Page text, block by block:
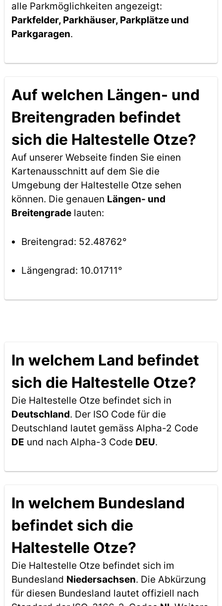
alle Parkmöglichkeiten angezeigt:
Parkfelder, Parkhäuser, Parkplätze und
Parkgaragen.
Auf welchen Längen- und
Breitengraden befindet
sich die Haltestelle Otze?
Auf unserer Webseite finden Sie einen
Kartenausschnitt auf dem Sie die
Umgebung der Haltestelle Otze sehen
können. Die genauen Längen- und
Breitengradelauten:
Breitengrad: 52.48762°
Längengrad: 10.01711°
In welchem Land befindet
sich die Haltestelle Otze?
Die Haltestelle Otze befindet sich in
Deutschland. Der ISO Code für die
Deutschland lautet gemäss Alpha-2 Code
DE und nach Alpha-3 Code DEU.
In welchem Bundesland
befindet sich die
Haltestelle Otze?
Die Haltestelle Otze befindet sich im
Bundesland Niedersachsen. Die Abkürzung
für diesen Bundesland lautet offiziell nach